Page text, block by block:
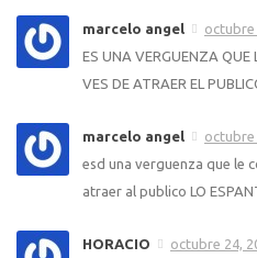
marcelo angel
octubre
ES UNA VERGUENZA QUE
VES DE ATRAER EL
marcelo angel
octubre
esd una verguenza que le
atraer al publico LO
HORACIO
octubre 24,